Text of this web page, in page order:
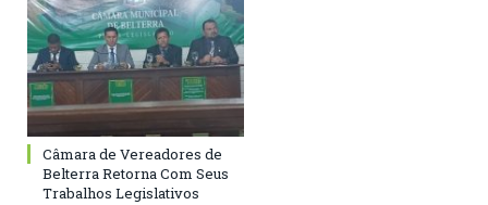
Câmara de Vereadores de
Belterra Retorna Com Seus
Trabalhos Legislativos